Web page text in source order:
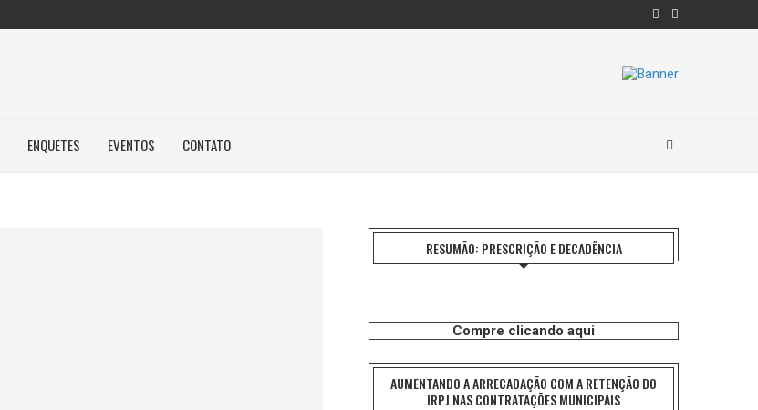
ENQUETES EVENTOS CONTATO
RESUMÃO: PRESCRIÇÃO E DECADÊNCIA
Compre clicando aqui
AUMENTANDO A ARRECADAÇÃO COM A RETENÇÃO DO
IRPJ NAS CONTRATAÇÕES MUNICIPAIS